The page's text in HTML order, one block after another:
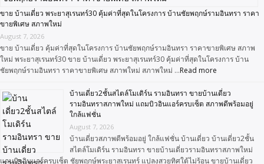
ขาย บ้านเดี่ยว พระยาสุเรนทร์30 คุ้มค่าที่สุดในโครงการ บ้านชัยพฤกษ์รามอินทรา ราคา
ขายพิเศษ สภาพใหม่
August 7, 2026
ขาย บ้านเดี่ยว คุ้มค่าที่สุดในโครงการ บ้านชัยพฤกษ์รามอินทรา ราคาขายพิเศษ สภาพ
ใหม่ พระยาสุเรนทร์30 ขาย บ้านเดี่ยว พระยาสุเรนทร์30 คุ้มค่าที่สุดในโครงการ บ้าน
ชัยพฤกษ์รามอินทรา ราคาขายพิเศษ สภาพใหม่ สภาพใหม่ …Read more
บ้านเดี่ยว2ชั้นสไตล์โมเดิร์น รามอินทรา ขายบ้านเดี่ยว
รามอินทราสภาพใหม่ แถมบิวอินแอร์ครบเซ็ต สภาพดีพร้อมอยู่
ใกล้แฟชั่น
August 7, 2026
บ้านเดี่ยวสภาพดีพร้อมอยู่ ใกล้แฟชั่น บ้านเดี่ยว บ้านเดี่ยว2ชั้น
สไตล์โมเดิร์น รามอินทรา ขายบ้านเดี่ยวรามอินทราสภาพใหม่
แถมบิวอินแอร์ครบเซ็ต ชัยพฤกษ์พระยาสุเรนทร์ แปลงสวยทิศใต้ไม่ร้อน ขายบ้านเดี่ยว